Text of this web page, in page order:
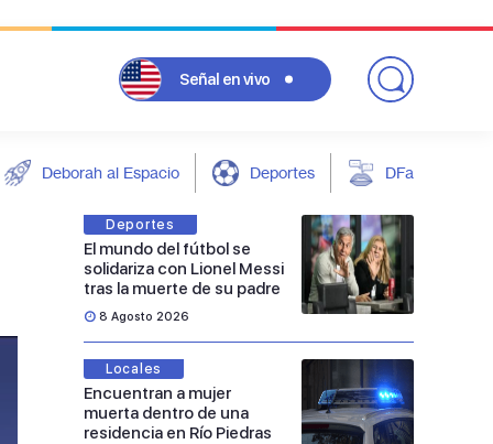
Señal en vivo
Deborah al Espacio Deportes DFarándula
Deportes
El mundo del fútbol se
solidariza con Lionel Messi
tras la muerte de su padre
8 Agosto 2026
Locales
Encuentran a mujer
muerta dentro de una
residencia en Río Piedras